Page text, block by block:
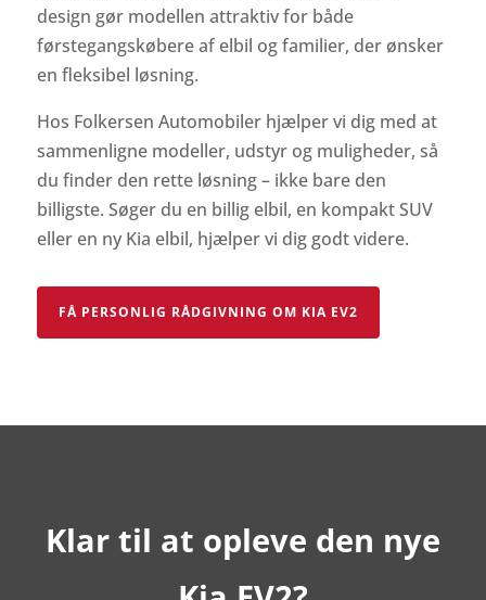
design gør modellen attraktiv for både
førstegangskøbere af elbil og familier, der ønsker
en fleksibel løsning.
Hos Folkersen Automobiler hjælper vi dig med at
sammenligne modeller, udstyr og muligheder, så
du finder den rette løsning – ikke bare den
billigste. Søger du en billig elbil, en kompakt SUV
eller en ny Kia elbil, hjælper vi dig godt videre.
FÅ PERSONLIG RÅDGIVNING OM KIA EV2
Klar til at opleve den nye